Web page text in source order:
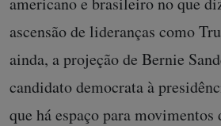
ascensão de lideranças como
ainda, a projeção de Bernie
candidato democrata à
que há espaço para movimentos